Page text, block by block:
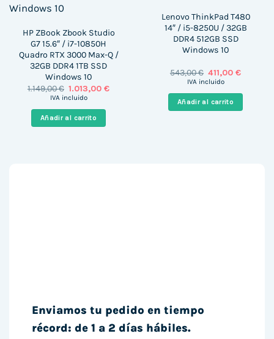
HP ZBook Zbook Studio
G7 15.6″ / i7-10850H
Quadro RTX 3000 Max-Q /
32GB DDR4 1TB SSD
Windows 10
1.149,00€ El
precio
era:
1.149,00 €.
1.013,00€El
IVA incluido
Añadir al carrito
Lenovo ThinkPad T480
14″ / i5-8250U / 32GB
DDR4 512GB SSD
Windows 10
543,00€ El
precio
era:
543,00 €.
411,00€El
es:
IVA incluido
Añadir al carrito
Enviamos tu pedido en tiempo
récord: de 1 a 2 días hábiles.